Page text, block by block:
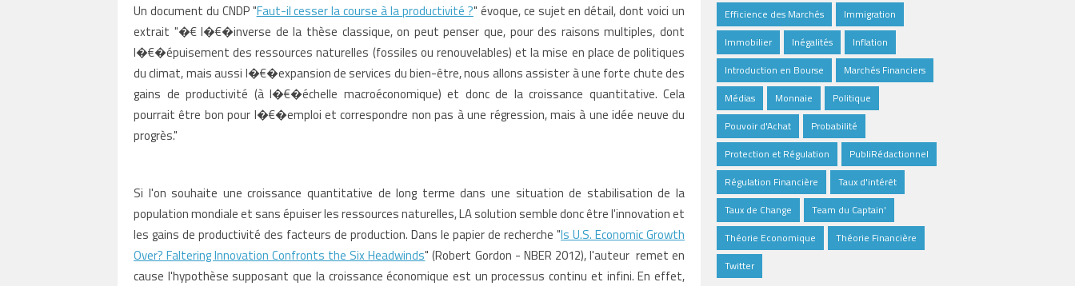
Un document du CNDP "Faut-il cesser la course à la productivité ?" évoque, ce sujet en détail, dont voici un
extrait "�€ l�€�inverse de la thèse classique, on peut penser que, pour des raisons multiples, dont
l�€�épuisement des ressources naturelles (fossiles ou renouvelables) et la mise en place de politiques
du climat, mais aussi l�€�expansion de services du bien-être, nous allons assister à une forte chute des
gains de productivité (à l�€�échelle macroéconomique) et donc de la croissance quantitative. Cela
pourrait être bon pour l�€�emploi et correspondre non pas à une régression, mais à une idée neuve du
progrès."
Si l'on souhaite une croissance quantitative de long terme dans une situation de stabilisation de la
population mondiale et sans épuiser les ressources naturelles, LA solution semble donc être l'innovation et
les gains de productivité des facteurs de production. Dans le papier de recherche "Is U.S. Economic Growth
Over? Faltering Innovation Confronts the Six Headwinds" (Robert Gordon - NBER 2012), l'auteur remet en
cause l'hypothèse supposant que la croissance économique est un processus continu et infini. En effet,
Efficience des Marchés
Immigration
Immobilier
Inégalités
Inflation
Introduction en Bourse
Marchés Financiers
Médias
Monnaie
Politique
Pouvoir d'Achat
Probabilité
Protection et Régulation
PubliRédactionnel
Régulation Financière
Taux d'intérêt
Taux de Change
Team du Captain'
Théorie Economique
Théorie Financière
Twitter